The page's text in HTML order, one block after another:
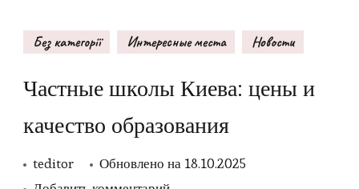
Без категорії Интересные места Новости
Частные школы Киева: цены и
качество образования
teditor Обновлено на 18.10.2025